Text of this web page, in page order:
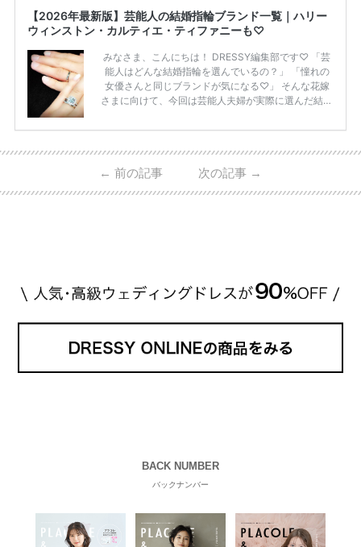
【2026年最新版】芸能人の結婚指輪ブランド一覧｜ハリー
ウィンストン・カルティエ・ティファニーも♡
みなさま、こんにちは！ DRESSY編集部です♡ 「芸
能人はどんな結婚指輪を選んでいるの？」 「憧れの
女優さんと同じブランドが気になる♡」 そんな花嫁
さまに向けて、今回は芸能人夫婦が実際に選んだ結婚
ーウィンストンやカルティエ、ティファニーなど世界
日本で人気のブランドまで幅広くご紹介。 さらに、
・愛用している芸能人夫婦 ・リングの特徴や魅力 ・
← 前の記事 次の記事 →
BACK NUMBER
バックナンバー